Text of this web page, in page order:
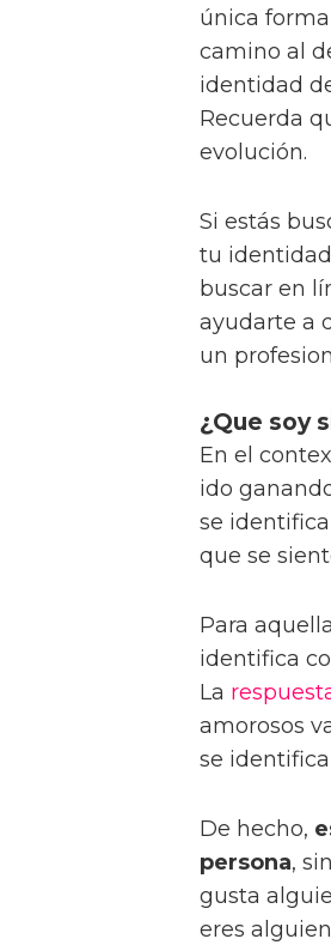
única
camino al
identidad
Recuerda
evolución.
Si estás
tu
buscar en
ayudarte a
un
¿Que soy
En el
ido
se
que se
Para
identifica
La
amorosos
se
De hecho,
persona,
gusta
eres